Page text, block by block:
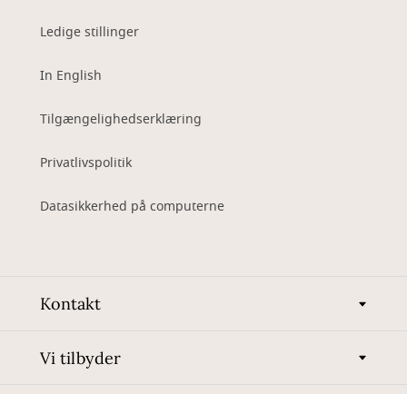
Ledige stillinger
In English
Tilgængelighedserklæring
Privatlivspolitik
Datasikkerhed på computerne
Kontakt
Vi tilbyder